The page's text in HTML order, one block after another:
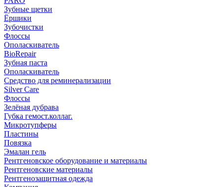
Зубные щетки
Ёршики
Зубочистки
Флоссы
Ополаскиватель
BioRepair
Зубная паста
Ополаскиватель
Средство для реминерализации
Silver Care
Флоссы
Зелёная дубрава
Губка гемост.коллаг.
Микротупферы
Пластины
Повязка
Эмалан гель
Рентгеновское оборудование и материалы
Рентгеновские материалы
Рентгенозащитная одежда